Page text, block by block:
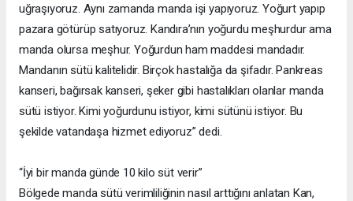
uğraşıyoruz. Aynı zamanda manda işi yapıyoruz. Yoğurt yapıp
pazara götürüp satıyoruz. Kandıra’nın yoğurdu meşhurdur ama
manda olursa meşhur. Yoğurdun ham maddesi mandadır.
Mandanın sütü kalitelidir. Birçok hastalığa da şifadır. Pankreas
kanseri, bağırsak kanseri, şeker gibi hastalıkları olanlar manda
sütü istiyor. Kimi yoğurdunu istiyor, kimi sütünü istiyor. Bu
şekilde vatandaşa hizmet ediyoruz” dedi.
“İyi bir manda günde 10 kilo süt verir”
Bölgede manda sütü verimliliğinin nasıl arttığını anlatan Kan,